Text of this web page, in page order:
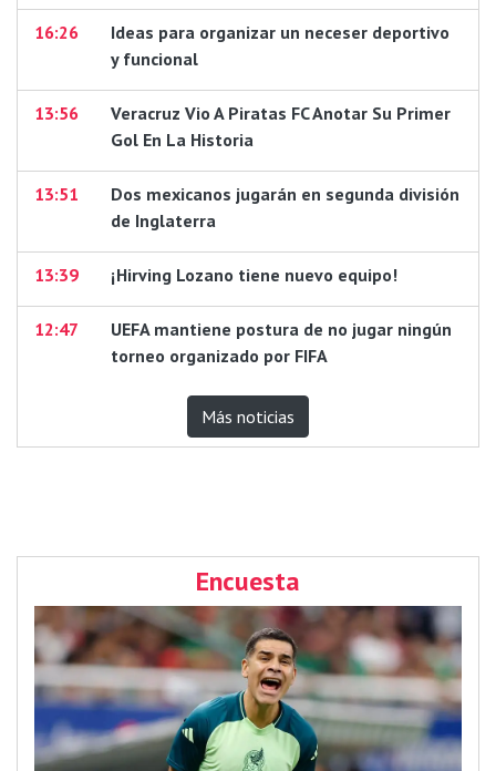
16:26
Ideas para organizar un neceser deportivo
y funcional
13:56
Veracruz Vio A Piratas FC Anotar Su Primer
Gol En La Historia
13:51
Dos mexicanos jugarán en segunda división
de Inglaterra
13:39 ¡Hirving Lozano tiene nuevo equipo!
12:47
UEFA mantiene postura de no jugar ningún
torneo organizado por FIFA
Más noticias
Encuesta